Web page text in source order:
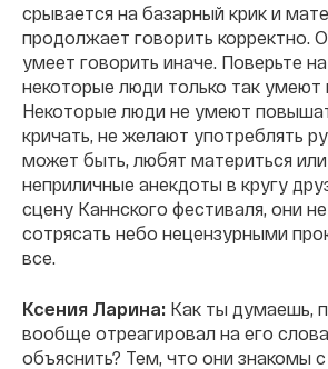
срывается на базарный крик и
продолжает говорить корректно.
умеет говорить иначе. Поверьте
некоторые люди только так умеют
Некоторые люди не умеют
кричать, не желают употреблять
может быть, любят материться
неприличные анекдоты в кругу
сцену Каннского фестиваля, они
сотрясать небо нецензурными
все.
Ксения Ларина: Как ты думаешь,
вообще отреагировал на его
объяснить? Тем, что они знакомы